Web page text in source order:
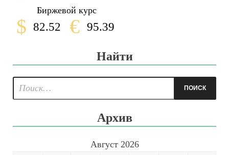
Биржевой курс
$ 82.52 € 95.39
Найти
Архив
Август 2026